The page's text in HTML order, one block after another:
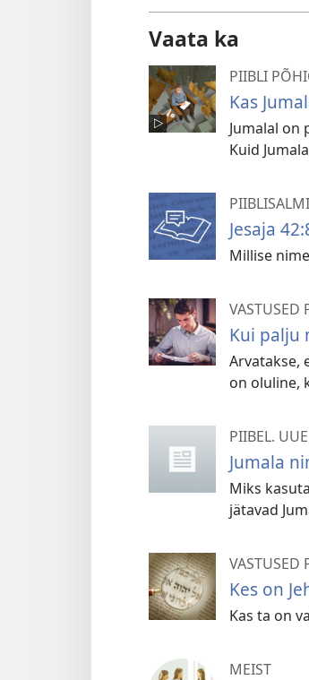
Vaata ka
PIIBLI
Kas
Jumalal on
Kuid
Jesaja
Millise
VASTUSED
Kui palju
Arvatakse,
on oluline,
PIIBEL.
Jumala
Miks
jätavad
VASTUSED
Kes on
Kas ta on
MEIST